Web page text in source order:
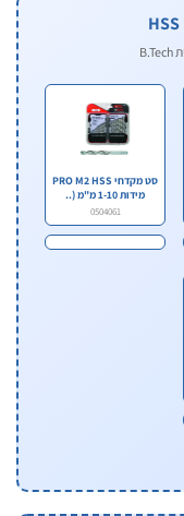
סט מקדחי PRO M2 HSS